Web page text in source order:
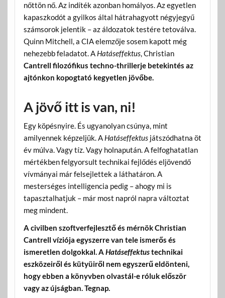
nőttön nő. Az indíték azonban homályos. Az egyetlen
kapaszkodót a gyilkos által hátrahagyott négyjegyű
számsorok jelentik – az áldozatok testére tetoválva.
Quinn Mitchell, a CIA elemzője sosem kapott még
nehezebb feladatot. A Hatáseffektus, Christian
Cantrell filozófikus techno-thrillerje betekintés az
ajtónkon kopogtató kegyetlen jövőbe.
A jövő itt is van, ni!
Egy köpésnyire. És ugyanolyan csúnya, mint
amilyennek képzeljük. A Hatáseffektusjátszódhatna öt
év múlva. Vagy tíz. Vagy holnapután. A felfoghatatlan
mértékben felgyorsult technikai fejlődés eljövendő
vívmányai már felsejlettek a láthatáron. A
mesterséges intelligencia pedig – ahogy mi is
tapasztalhatjuk – már most napról napra változtat
meg mindent.
A civilben szoftverfejlesztő és mérnök Christian
Cantrell víziója egyszerre van tele ismerős és
ismeretlen dolgokkal. A Hatáseffektustechnikai
eszközeiről és kütyüiről nem egyszerű eldönteni,
hogy ebben a könyvben olvastál-e róluk először
vagy az újságban. Tegnap.